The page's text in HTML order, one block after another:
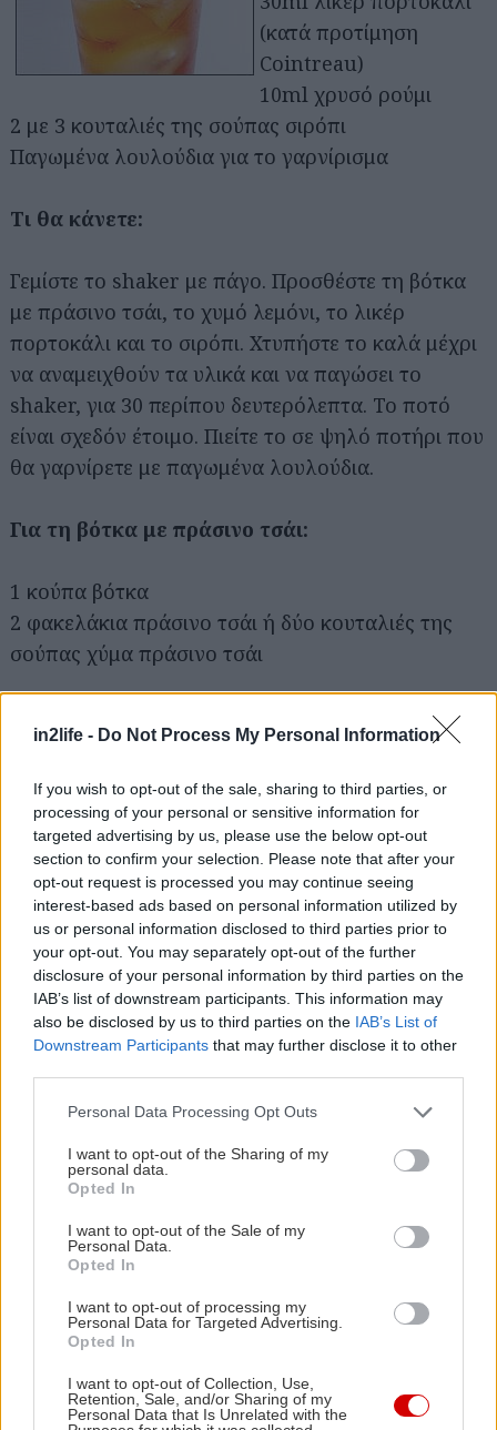
in2life - Do Not Process My Personal Information
If you wish to opt-out of the sale, sharing to third parties, or
processing of your personal or sensitive information for
targeted advertising by us, please use the below opt-out
section to confirm your selection. Please note that after your
opt-out request is processed you may continue seeing
interest-based ads based on personal information utilized by
us or personal information disclosed to third parties prior to
your opt-out. You may separately opt-out of the further
disclosure of your personal information by third parties on the
IAB’s list of downstream participants. This information may
also be disclosed by us to third parties on the IAB’s List of
Downstream Participants that may further disclose it to other
Please note that this website/app uses one or more Google
not limited to your visit or usage behaviour. You may click to
grant or deny consent to Google and its third-party tags to
use your data for below specified purposes in below Google
consent section.
Personal Data Processing Opt Outs
I want to opt-out of the Sharing of my
personal data.
Opted In
I want to opt-out of the Sale of my
Personal Data.
Opted In
I want to opt-out of processing my
Personal Data for Targeted Advertising.
Opted In
I want to opt-out of Collection, Use,
Retention, Sale, and/or Sharing of my
Personal Data that Is Unrelated with the
(κατά προτίμηση
Cointreau)
10ml χρυσό ρούμι
2 με 3 κουταλιές της σούπας σιρόπι
Παγωμένα λουλούδια για το γαρνίρισμα
Τι θα κάνετε:
Γεμίστε το shaker με πάγο. Προσθέστε τη βότκα
με πράσινο τσάι, το χυμό λεμόνι, το λικέρ
πορτοκάλι και το σιρόπι. Χτυπήστε το καλά μέχρι
να αναμειχθούν τα υλικά και να παγώσει το
shaker, για 30 περίπου δευτερόλεπτα. Το ποτό
είναι σχεδόν έτοιμο. Πιείτε το σε ψηλό ποτήρι που
θα γαρνίρετε με παγωμένα λουλούδια.
Για τη βότκα με πράσινο τσάι:
1 κούπα βότκα
2 φακελάκια πράσινο τσάι ή δύο κουταλιές της
σούπας χύμα πράσινο τσάι
Βάλτε τα δύο σακουλάκια μέσα στη βότκα, σε ένα
shaker. Ανακινήστε καλά και αφήστε τα να
μουλιάσουν για 2 ώρες. Όταν θα είναι έτοιμο
αφαιρέστε και πετάξτε τα σακουλάκια του
τσαγιού.
Για τα παγωμένα λουλούδια:
Φαγώσιμα λουλούδια (πανσές ή τριαντάφυλλο)
Νερό
Βάλτε ένα φαγώσιμο λουλούδι (ή πέταλο) σε κάθε
παγώστε την.
Caipirinha Δαμάσκηνο
Η Caipirinhia, ένας συνδυασμός cachaca (που
μοιάζει με ρούμι), lime και ζάχαρης, θεωρείται το
εθνικό ποτό της Βραζιλίας. Μερικά ελαφρώς
βρασμένα δαμάσκηνα προσθέτουν βάθος στη
δημιουργώντας το ιδανικό ποτό για parties!
Αναζήτηση